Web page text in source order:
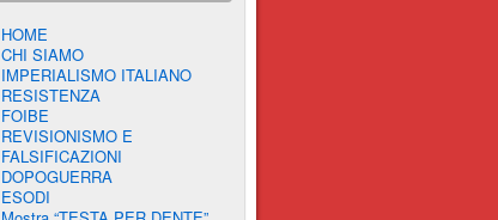
HOME
CHI SIAMO
IMPERIALISMO ITALIANO
RESISTENZA
FOIBE
REVISIONISMO E
FALSIFICAZIONI
DOPOGUERRA
ESODI